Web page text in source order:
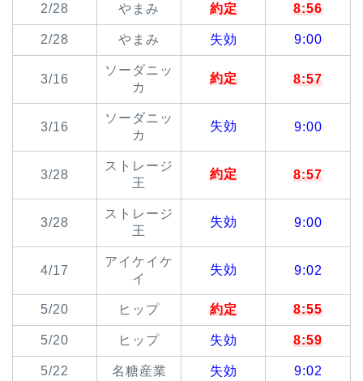
2/28 やまみ 約定 8:56
2/28 やまみ 失効 9:00
3/16
ソーダニッ
カ
約定 8:57
3/16
ソーダニッ
カ
失効 9:00
3/28
ストレージ
王
約定 8:57
3/28
ストレージ
王
失効 9:00
4/17
アイケイケ
イ
失効 9:02
5/20 ヒップ 約定 8:55
5/20 ヒップ 失効 8:59
5/22 名糖産業 失効 9:02